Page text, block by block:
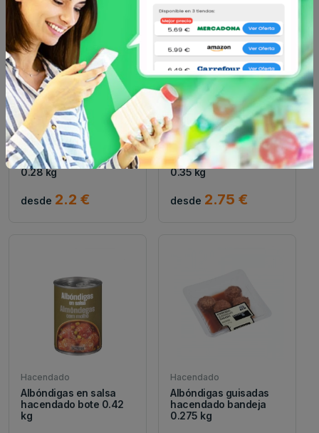
Hacendado
Spaghetti carbonara
hacendado bandeja
0.28 kg
desde 2.2 €
Hacendado
Lasaña boloñesa
hacendado bandeja
0.35 kg
desde 2.75 €
Hacendado
Albóndigas en salsa
hacendado bote 0.42
kg
Hacendado
Albóndigas guisadas
hacendado bandeja
0.275 kg